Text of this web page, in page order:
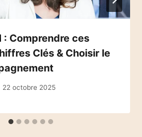
: Comprendre ces
Clés & Choisir le
22 octobre 2025